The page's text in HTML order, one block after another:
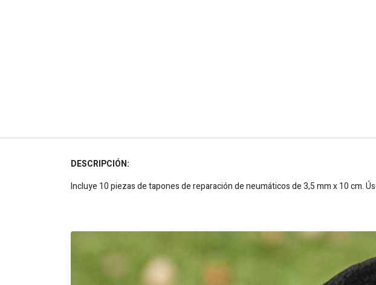
DESCRIPCIÓN:
Incluye 10 piezas de tapones de reparación de neumáticos de 3,5 mm x 10 cm.